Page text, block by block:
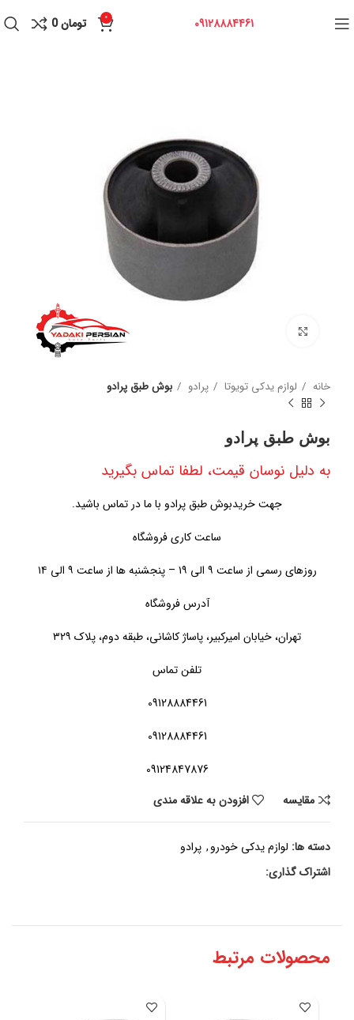
09128884461
0 تومان0
خانه لوازم یدکی تویوتا پرادو بوش طبق پرادو
بوش طبق پرادو
به دلیل نوسان قیمت، لطفا تماس بگیرید
جهت خریدبوش طبق پرادو با ما در تماس باشید.
ساعت کاری فروشگاه
روزهای رسمی از ساعت ۹ الی ۱۹ – پنجشنبه ها از ساعت ۹ الی ۱۴
آدرس فروشگاه
تهران، خیابان امیرکبیر، پاساژ کاشانی، طبقه دوم، پلاک ۳۲۹
تلفن تماس
09128884461
09128884461
09124847876
مقايسه
افزودن به علاقه مندی
دسته ها: لوازم یدکی خودرو, پرادو
اشتراک گذاری:
محصولات مرتبط